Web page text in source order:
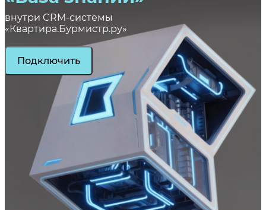
внутри CRM-системы
«Квартира.Бурмистр.ру»
Подключить